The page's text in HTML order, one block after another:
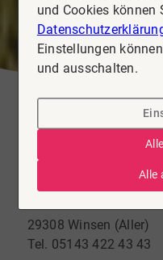
1wirdDeins -
Celler Straße 5
29308 Winsen (Aller)
Tel. 05143 422 43 43
und Cookies können
Einstellungen
und ausschalten.
Alle